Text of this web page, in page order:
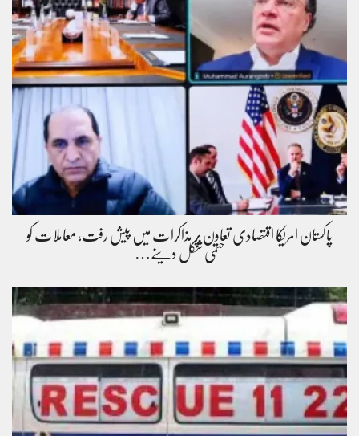
پاکستان امریکا اقتصادی تعاون پر مذاکرات میں پیش رفت، معاملات کو
حتمی شکل دینے…